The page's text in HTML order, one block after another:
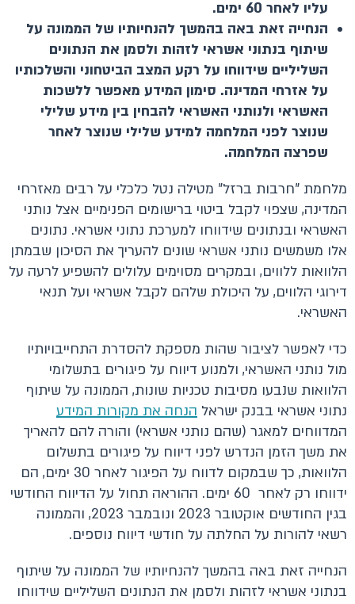
עליו לאחר 60 ימים.
הנחייה זאת באה בהמשך להנחיותיו של הממונה על
שיתוף בנתוני אשראי לזהות ולסמן את הנתונים
השליליים שידווחו על רקע המצב הביטחוני והשלכותיו
על אזרחי המדינה. סימון המידע מאפשר ללשכות
האשראי ולנותני האשראי להבחין בין מידע שלילי
שנוצר לפני המלחמה למידע שלילי שנוצר לאחר
שפרצה המלחמה.
מלחמת "חרבות ברזל" מטילה נטל כלכלי על רבים מאזרחי
המדינה, שצפוי לקבל ביטוי ברישומים הפנימיים אצל נותני
האשראי ובנתונים שידווחו למערכת נתוני אשראי. נתונים
אלו משמשים נותני אשראי שונים להעריך את הסיכון שבמתן
הלוואות ללווים, ובמקרים מסוימים עלולים להשפיע לרעה על
דירוגי הלווים, על היכולת שלהם לקבל אשראי ועל תנאי
האשראי.
כדי לאפשר לציבור שהות מספקת להסדרת התחייבויותיו
מול נותני האשראי, ולמנוע דיווח על פיגורים בתשלומי
הלוואות שנבעו מסיבות טכניות שונות, הממונה על שיתוף
נתוני אשראי בבנק ישראל הנחה את מקורות המידע
המדווחים למאגר (שהם נותני אשראי) והורה להם להאריך
את משך הזמן הנדרש לפני דיווח על פיגורים בתשלום
הלוואות, כך שבמקום לדווח על הפיגור לאחר 30 ימים, הם
ידווחו רק לאחר 60 ימים. ההוראה תחול על הדיווח החודשי
בגין החודשים אוקטובר 2023 ונובמבר 2023, והממונה
רשאי להורות על החלתה על חודשי דיווח נוספים.
הנחייה זאת באה בהמשך להנחיותיו של הממונה על שיתוף
בנתוני אשראי לזהות ולסמן את הנתונים השליליים שידווחו